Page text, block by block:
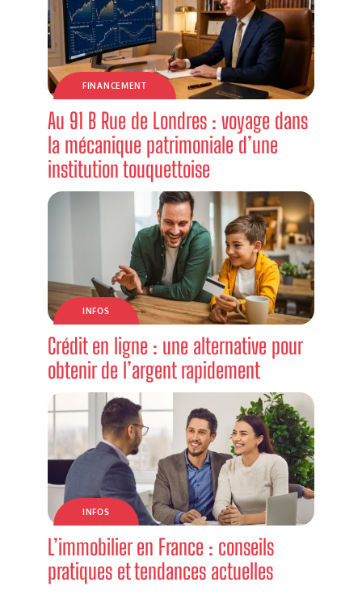
FINANCEMENT
Au 91 B Rue de Londres : voyage dans
la mécanique patrimoniale d’une
institution touquettoise
INFOS
Crédit en ligne : une alternative pour
obtenir de l’argent rapidement
INFOS
L’immobilier en France : conseils
pratiques et tendances actuelles